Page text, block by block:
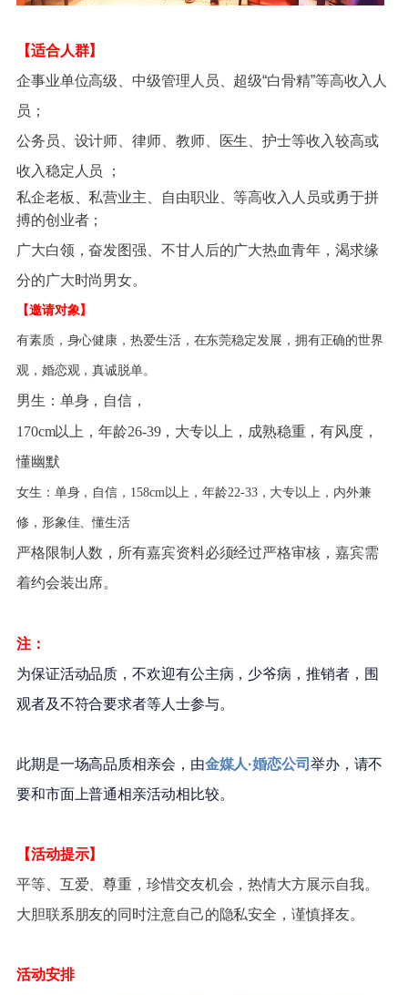
【适合人群】
企事业单位高级、中级管理人员、超级“白骨精”等高收入人
员；
公务员、设计师、律师、教师、医生、护士等收入较高或
收入稳定人员 ；
私企老板、私营业主、自由职业、等高收入人员或勇于拼
搏的创业者；
广大白领，奋发图强、不甘人后的广大热血青年，渴求缘
分的广大时尚男女。
【邀请对象】
有素质，身心健康，热爱生活，在东莞稳定发展，拥有正确的世界
观，婚恋观，真诚脱单。
男生：单身，自信，
170cm以上，年龄26-39，大专以上，成熟稳重，有风度，
懂幽默
女生：单身，自信，158cm以上，年龄22-33，大专以上，内外兼
修，形象佳、懂生活
严格限制人数，所有嘉宾资料必须经过严格审核，嘉宾需
着约会装出席。
注：
为保证活动品质，不欢迎有公主病，少爷病，推销者，围
观者及不符合要求者等人士参与。
此期是一场高品质相亲会，由金媒人·婚恋公司 举办，请不
要和市面上普通相亲活动相比较。
【活动提示】
平等、互爱、尊重，珍惜交友机会，热情大方展示自我。
大胆联系朋友的同时注意自己的隐私安全，谨慎择友。
活动安排